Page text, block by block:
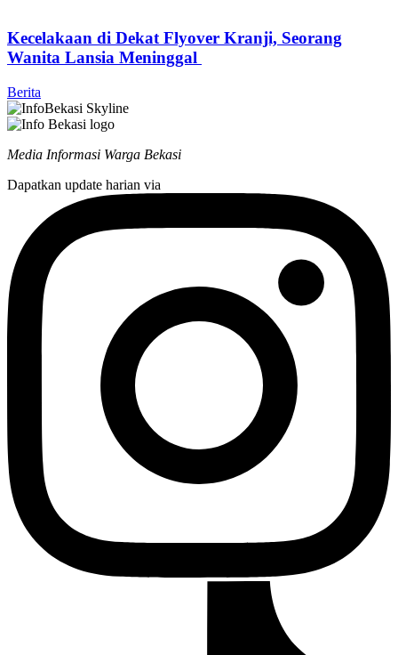
Kecelakaan di Dekat Flyover Kranji, Seorang
Wanita Lansia Meninggal
Berita
Media Informasi Warga Bekasi
Dapatkan update harian via